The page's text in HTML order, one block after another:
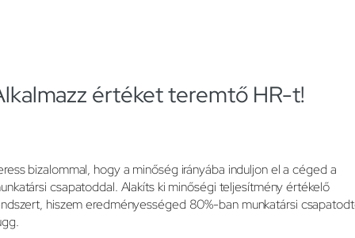
értéket teremtő HR-t!
bizalommal, hogy a minőség irányába induljon el a céged a
csapatoddal. Alakíts ki minőségi teljesítmény értékelő
hiszem eredményességed 80%-ban munkatársi